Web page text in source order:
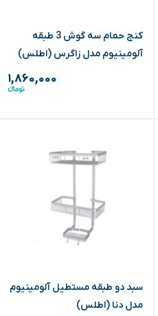
‏کنج حمام سه گوش 3 طبقه
آلومینیوم مدل زاگرس (اطلس)
۱,۸۶۰,۰۰۰
سبد دو طبقه مستطیل آلومینیوم
مدل دنا (اطلس)